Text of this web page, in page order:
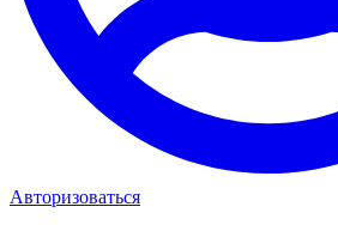
Авторизоваться